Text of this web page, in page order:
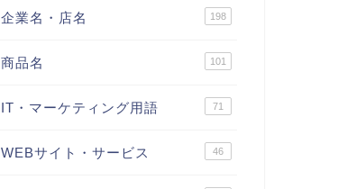
企業名・店名 198
商品名 101
IT・マーケティング用語 71
WEBサイト・サービス 46